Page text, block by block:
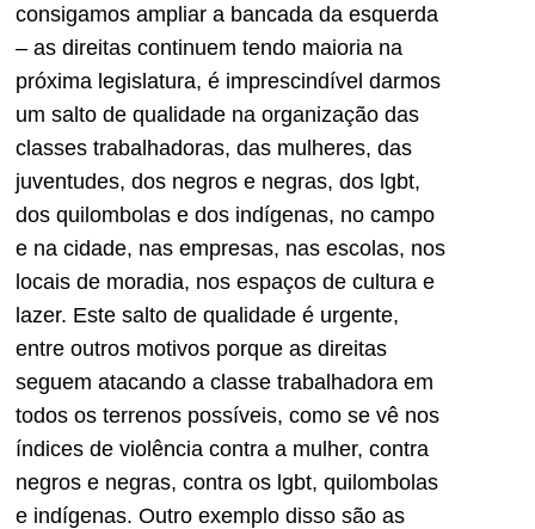
consigamos ampliar a bancada da esquerda
– as direitas continuem tendo maioria na
próxima legislatura, é imprescindível darmos
um salto de qualidade na organização das
classes trabalhadoras, das mulheres, das
juventudes, dos negros e negras, dos lgbt,
dos quilombolas e dos indígenas, no campo
e na cidade, nas empresas, nas escolas, nos
locais de moradia, nos espaços de cultura e
lazer. Este salto de qualidade é urgente,
entre outros motivos porque as direitas
seguem atacando a classe trabalhadora em
todos os terrenos possíveis, como se vê nos
índices de violência contra a mulher, contra
negros e negras, contra os lgbt, quilombolas
e indígenas. Outro exemplo disso são as